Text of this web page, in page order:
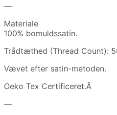
—
Materiale
100% bomuldssatin.
Trådtæthed (Thread Count):
Vævet efter satin-metoden.
Oeko Tex Certificeret.Â
—